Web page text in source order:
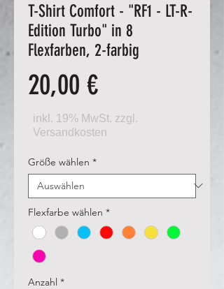
T-Shirt Comfort - "RF1 - LT-R-
Edition Turbo" in 8
Flexfarben, 2-farbig
20,00 €Preis
Größe wählen *
Flexfarbe wählen *
Anzahl *